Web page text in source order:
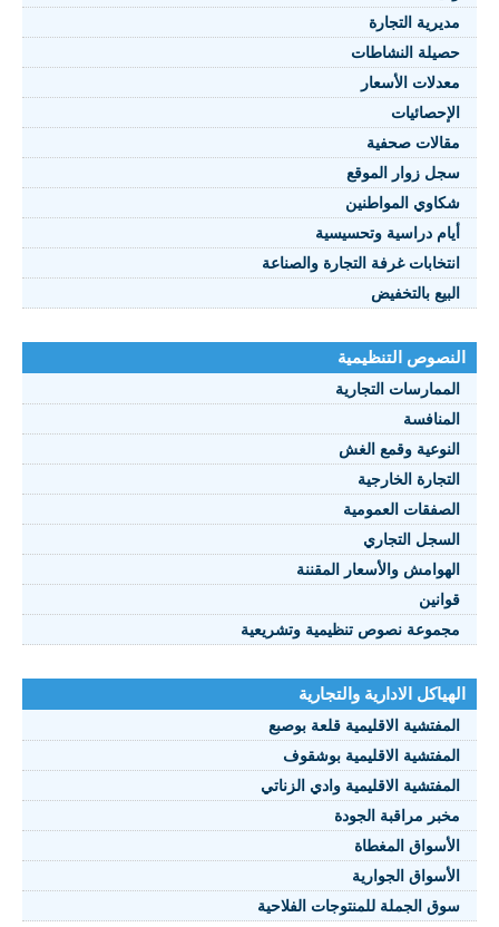
النصوص 2021
FRANÇAIS
مديرية التجارة
حصيلة النشاطات
معدلات الأسعار
الإحصائيات
مقالات صحفية
سجل زوار الموقع
شكاوي المواطنين
أيام دراسية وتحسيسية
انتخابات غرفة التجارة والصناعة
البيع بالتخفيض
النصوص التنظيمية
الممارسات التجارية
المنافسة
النوعية وقمع الغش
التجارة الخارجية
الصفقات العمومية
السجل التجاري
الهوامش والأسعار المقننة
قوانين
مجموعة نصوص تنظيمية وتشريعية
الهياكل الادارية والتجارية
المفتشية الاقليمية قلعة بوصبع
المفتشية الاقليمية بوشقوف
المفتشية الاقليمية وادي الزناتي
مخبر مراقبة الجودة
الأسواق المغطاة
الأسواق الجوارية
سوق الجملة للمنتوجات الفلاحية